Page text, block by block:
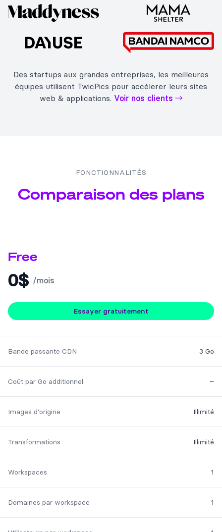
Des startups aux grandes entreprises, les meilleures
équipes utilisent TwicPics pour accélerer leurs sites
web & applications. Voir nos clients
FONCTIONNALITÉS
Comparaison des plans
Free
0$ /mois
Essayer gratuitement
Bande passante CDN 3 Go
Coût par Go additionnel –
Images d'origine Illimité
Transformations Illimité
Workspaces 1
Domaines par workspace 1